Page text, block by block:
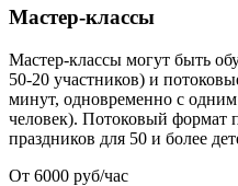
Мастер-классы
Мастер-классы могут быть
50-20 участников) и
минут, одновременно с
человек). Потоковый формат
праздников для 50 и более
От 6000 руб/час